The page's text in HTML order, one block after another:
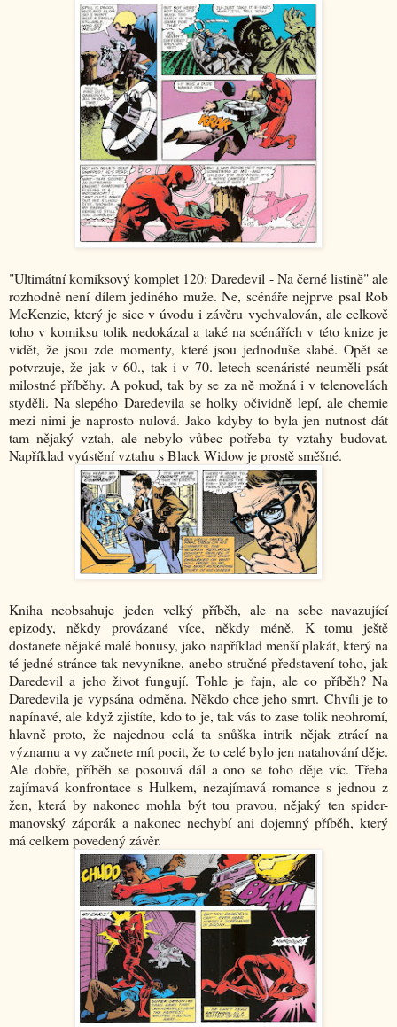
"Ultimátní komiksový komplet 120: Daredevil - Na černé listině" ale
rozhodně není dílem jediného muže. Ne, scénáře nejprve psal Rob
McKenzie, který je sice v úvodu i závěru vychvalován, ale celkově
toho v komiksu tolik nedokázal a také na scénářích v této knize je
vidět, že jsou zde momenty, které jsou jednoduše slabé. Opět se
potvrzuje, že jak v 60., tak i v 70. letech scenáristé neuměli psát
milostné příběhy. A pokud, tak by se za ně možná i v telenovelách
styděli. Na slepého Daredevila se holky očividně lepí, ale chemie
mezi nimi je naprosto nulová. Jako kdyby to byla jen nutnost dát
tam nějaký vztah, ale nebylo vůbec potřeba ty vztahy budovat.
Například vyústění vztahu s Black Widow je prostě směšné.
Kniha neobsahuje jeden velký příběh, ale na sebe navazující
epizody, někdy provázané více, někdy méně. K tomu ještě
dostanete nějaké malé bonusy, jako například menší plakát, který na
té jedné stránce tak nevynikne, anebo stručné představení toho, jak
Daredevil a jeho život fungují. Tohle je fajn, ale co příběh? Na
Daredevila je vypsána odměna. Někdo chce jeho smrt. Chvíli je to
napínavé, ale když zjistíte, kdo to je, tak vás to zase tolik neohromí,
hlavně proto, že najednou celá ta snůška intrik nějak ztrácí na
významu a vy začnete mít pocit, že to celé bylo jen natahování děje.
Ale dobře, příběh se posouvá dál a ono se toho děje víc. Třeba
zajímavá konfrontace s Hulkem, nezajímavá romance s jednou z
žen, která by nakonec mohla být tou pravou, nějaký ten spider-
manovský záporák a nakonec nechybí ani dojemný příběh, který
má celkem povedený závěr.